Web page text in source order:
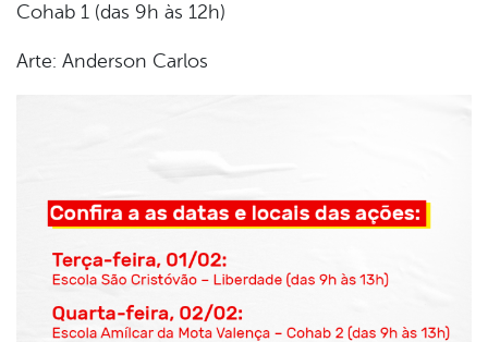
Cohab 1 (das 9h às 12h)
Arte: Anderson Carlos